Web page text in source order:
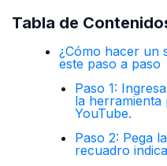
Tabla de
¿Cómo hacer un
este paso a paso
Paso 1:
la
YouTube.
Paso 2: Pega
recuadro